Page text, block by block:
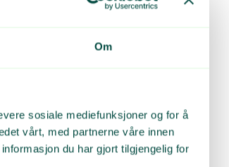
Om
sosiale mediefunksjoner og for å
vårt, med partnerne våre innen
du har gjort tilgjengelig for
ha f.eks.:
haug).
holde dette adskilt)